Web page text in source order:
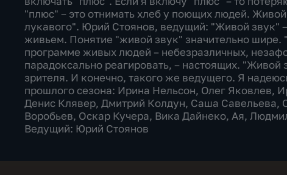
"плюс" – это отнимать хлеб у поющих людей.
лукавого". Юрий Стоянов, ведущий: "Живой звук"
живьем. Понятие "живой звук" значительно шире.
программе живых людей – небезразличных,
парадоксально реагировать, – настоящих. "Живой
зрителя. И конечно, такого же ведущего. Я
прошлого сезона: Ирина Нельсон, Олег Яковлев,
Денис Клявер, Дмитрий Колдун, Саша Савельева,
Воробьев, Оскар Кучера, Вика Дайнеко, Ая,
Ведущий: Юрий Стоянов